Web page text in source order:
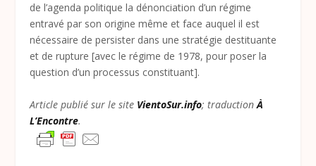
de l’agenda politique la dénonciation d’un régime
entravé par son origine même et face auquel il est
nécessaire de persister dans une stratégie destituante
et de rupture [avec le régime de 1978, pour poser la
question d’un processus constituant].
Article publié sur le site VientoSur.info; traductionÀ
L’Encontre.